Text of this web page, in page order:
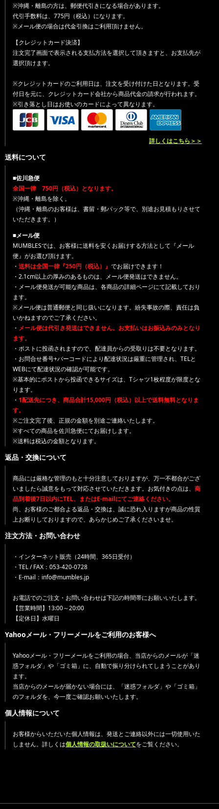
※沖縄・離島の方は、郵便代引きになる場合があります。
代引手数料は、775円（税込）になります。
※メール便の場合は代金引換はご利用頂けません。
【クレジットカード決済】
注文完了画面で表示される支払方法を選択して頂きますと、お支払先が
選択頂けます。
※クレジットカードのご利用日は、注文を受け付けた日となります。受
付日を元に、クレジットカード会社から商品代金の請求が行われます。
※引き落とし日はお使いのカードによって異なります。
詳しくはこちら＞＞
送料について
■佐川急便
全国一律 750円（税込）となります。
※沖縄・離島を除く。
（沖縄・離島のお客様は、書留・郵パック等で、別途お見積もりさせて
いただきます。）
■メール便
MUMBLESでは、お客様に送料を安くお届けする方法として『メール
便』がお選び頂けます。
・ 送料は全国一律『250円（税込）』 でお届けできます！
・2.1cm以上の厚みのあるものは、メール便発送はできません。
・メール便発送が可能な商品は、各商品の詳細ページにて記載しており
ます。
※メール便は普通郵便と同じ扱いになります。紛失事故の際、責任は負
いかねますのでご了承ください。
・ メール便は代引き発送はできません。お支払いはお振込みのみとなり
ます。
・ポストに投函されますので、配達員からの受取りは不要となります。
・お問合せ番号+バーコードにより配達状況は厳重に管理され、TELと
WEBにて配達状況の確認が可能です。
※基本的にポストから投函できるサイズは、Tシャツ1枚程度が限度とな
ります。
・ 1配送先につき、商品合計15,000円（税込）以上で送料無料となりま
す。
※ご注文完了後、正規の金額を別途ご連絡いたします。
※すべての商品を佐川急便にてお届けします。
※送料は税込の金額となります。
返品・交換について
商品には厳格な管理のもと十分注意しておりますが、万一不都合がござ
いましたら誠意をもって対応させていただきます。お気付きの点は、 商
品到着後7日以内にTEL、またはE-mailにてご連絡ください。
尚、お客様のご都合よる返品・交換は、誠に恐れ入りますが商品の性質
上お断りしておりますので、あらかじめご了承くださいませ。
注文方法・お問い合わせ
・インターネット販売（24時間、365日受付）
・TEL / FAX：053-420-0728
・E-mail：info@mumbles.jp
お電話でのご注文・お問い合わせは下記の時間帯にお願いいたします。
【営業時間】13:00～20:00
【定休日】水曜日
Yahooメール・フリーメールをご利用のお客様へ
Yahooメール・フリーメールをご利用の場合、当店からのメールが「迷
惑フォルダ」や「ゴミ箱」に、自動で振り分けられてしまうことがあり
ます。
当店からのメールが届かない場合には、「迷惑フォルダ」や「ゴミ箱」
のフォルダを、今一度ご確認お願いいたします。
個人情報について
お客様からいただいた個人情報は、発送とご連絡以外には一切使用いた
しません。詳しくは個人情報の取扱いについてをご覧ください。